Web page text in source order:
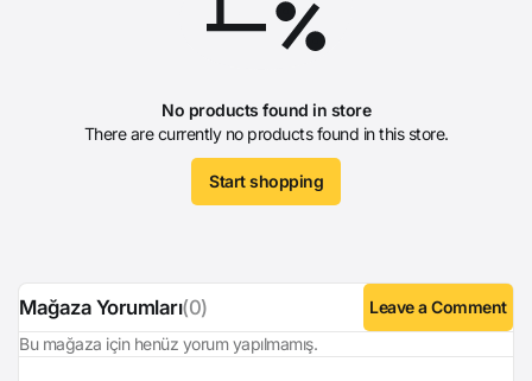
No products found in store
There are currently no products found in this store.
Start shopping
Mağaza Yorumları(0)
Leave a Comment
Bu mağaza için henüz yorum yapılmamış.